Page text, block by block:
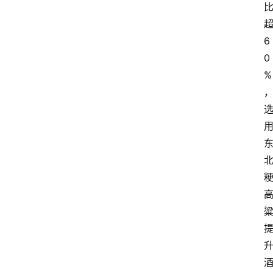
比
超
6
0
%
，
选
用
东
北
粳
高
粱
提
升
酒